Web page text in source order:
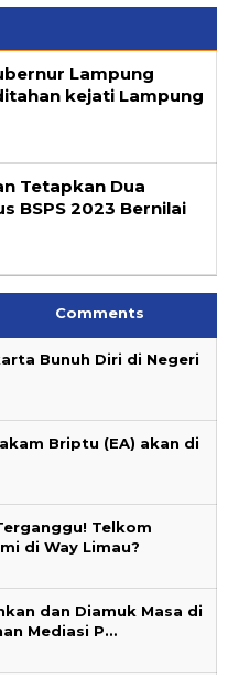
Lampung
kejati Lampung
Tetapkan Dua
BSPS 2023 Bernilai
Comments
Bunuh Diri di Negeri
Briptu (EA) akan di
Telkom
di Way Limau?
dan Diamuk Masa di
Mediasi P…